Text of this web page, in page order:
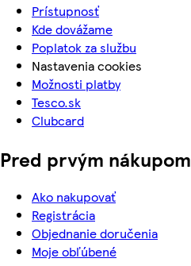
Prístupnosť
Kde dovážame
Poplatok za službu
Nastavenia cookies
Možnosti platby
Tesco.sk
Clubcard
Pred prvým nákupom
Ako nakupovať
Registrácia
Objednanie doručenia
Moje obľúbené